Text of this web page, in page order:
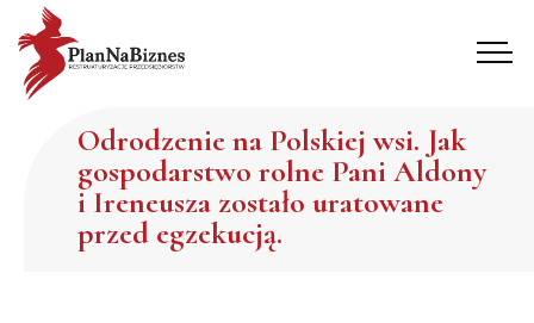
Odrodzenie na Polskiej wsi. Jak
gospodarstwo rolne Pani Aldony
i Ireneusza zostało uratowane
przed egzekucją.